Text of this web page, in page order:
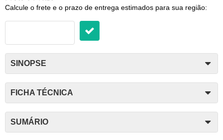
Calcule o frete e o prazo de entrega estimados para sua região:
SINOPSE
FICHA TÉCNICA
SUMÁRIO